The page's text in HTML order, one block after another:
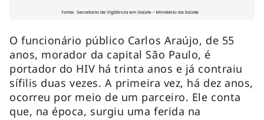
O funcionário público Carlos Araújo, de 55
anos, morador da capital São Paulo, é
portador do HIV há trinta anos e já contraiu
sífilis duas vezes. A primeira vez, há dez anos,
ocorreu por meio de um parceiro. Ele conta
que, na época, surgiu uma ferida na